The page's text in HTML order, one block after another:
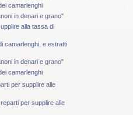
camarlenghi
in denari e grano"
alla tassa di
camarlenghi, e estratti
in denari e grano"
camarlenghi
per supplire alle
per supplire alle